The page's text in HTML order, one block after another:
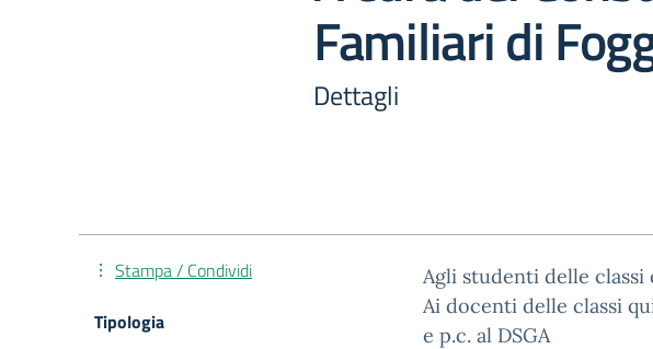
Familiari di
Dettagli
Agli studenti delle classi
Ai docenti delle classi
e p.c. al DSGA
Stampa / Condividi
Tipologia